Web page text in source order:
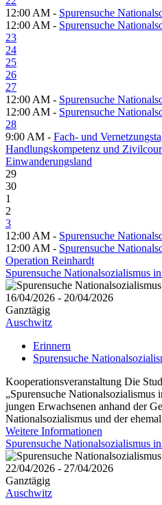
12:00 AM - Spurensuche
12:00 AM - Spurensuche
23
24
25
26
27
12:00 AM - Spurensuche
12:00 AM - Spurensuche
28
9:00 AM - Fach- und
Handlungskompetenz und
Einwanderungsland
29
30
1
2
3
12:00 AM - Spurensuche
12:00 AM - Spurensuche
Operation Reinhardt
Spurensuche Nationalsozialismus
16/04/2026 - 20/04/2026
Ganztägig
Auschwitz
Erinnern
Spurensuche
Kooperationsveranstaltung Die
„Spurensuche
jungen Erwachsenen anhand der
Nationalsozialismus und der
Weitere Informationen
Spurensuche Nationalsozialismus
22/04/2026 - 27/04/2026
Ganztägig
Auschwitz